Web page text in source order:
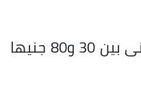
تراوح سعر البلطى الأسوانى بين 30 و80 جنيها